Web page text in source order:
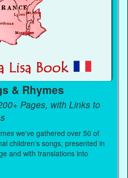
& Rhymes
Pages, with Links to
we've gathered over 50 of
children's songs, presented in
and with translations into